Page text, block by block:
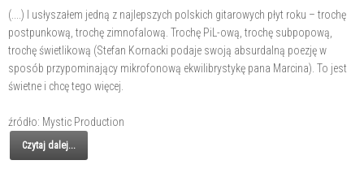
(....) I usłyszałem jedną z najlepszych polskich gitarowych płyt roku – trochę
postpunkową, trochę zimnofalową. Trochę PiL-ową, trochę subpopową,
trochę świetlikową (Stefan Kornacki podaje swoją absurdalną poezję w
sposób przypominający mikrofonową ekwilibrystykę pana Marcina). To jest
świetne i chcę tego więcej.
źródło: Mystic Production
Czytaj dalej...